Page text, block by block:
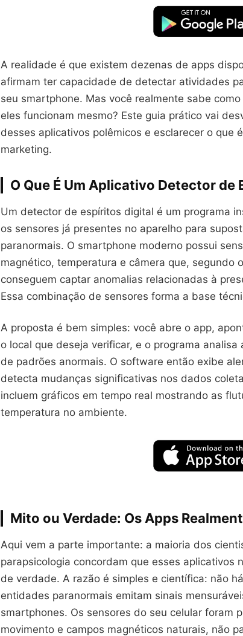
A realidade é que existem dezenas de apps
afirmam ter capacidade de detectar atividades
seu smartphone. Mas você realmente sabe
eles funcionam mesmo? Este guia prático vai
desses aplicativos polêmicos e esclarecer o que
marketing.
O Que É Um Aplicativo Detector de
Um detector de espíritos digital é um programa
os sensores já presentes no aparelho para
paranormais. O smartphone moderno possui
magnético, temperatura e câmera que, segundo
conseguem captar anomalias relacionadas à
Essa combinação de sensores forma a base
A proposta é bem simples: você abre o app,
o local que deseja verificar, e o programa
de padrões anormais. O software então exibe
detecta mudanças significativas nos dados
incluem gráficos em tempo real mostrando as
temperatura no ambiente.
Mito ou Verdade: Os Apps
Aqui vem a parte importante: a maioria dos
parapsicologia concordam que esses aplicativos
de verdade. A razão é simples e científica: não
entidades paranormais emitam sinais
smartphones. Os sensores do seu celular foram
movimento e campos magnéticos naturais, não